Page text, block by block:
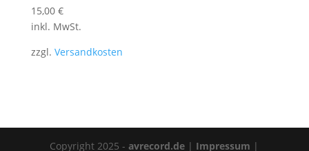
15,00 €
inkl. MwSt.
zzgl. Versandkosten
Copyright 2025 -avrecord.de | Impressum |